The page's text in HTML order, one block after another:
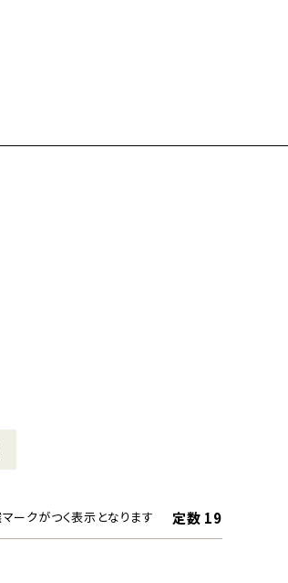
ークがつく表示となります 定数 19